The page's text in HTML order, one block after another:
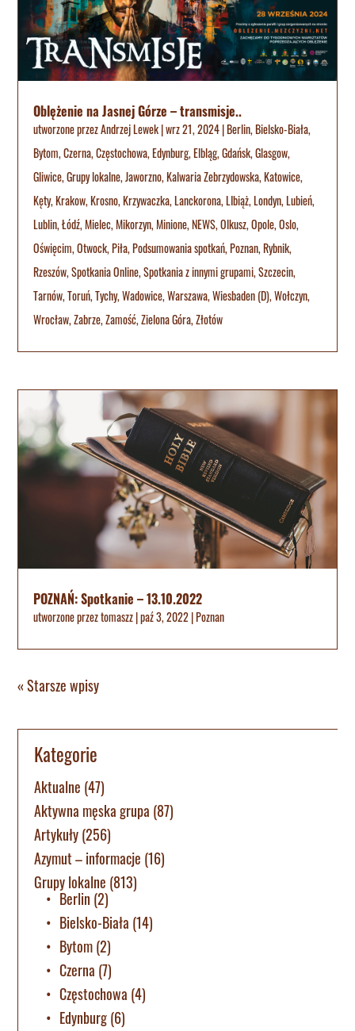
Oblężenie na Jasnej Górze – transmisje..
utworzone przezAndrzej Lewek|wrz 21, 2024|Berlin,Bielsko-Biała,
Bytom,Czerna,Częstochowa,Edynburg,Elbląg,Gdańsk,Glasgow,
Gliwice,Grupy lokalne,Jaworzno,Kalwaria Zebrzydowska,Katowice,
Kęty,Krakow,Krosno,Krzywaczka,Lanckorona,LIbiąż,Londyn,Lubień,
Lublin,Łódź,Mielec,Mikorzyn,Minione,NEWS,Olkusz,Opole,Oslo,
Oświęcim,Otwock,Piła,Podsumowania spotkań,Poznan,Rybnik,
Rzeszów,Spotkania Online,Spotkania z innymi grupami,Szczecin,
Tarnów,Toruń,Tychy,Wadowice,Warszawa,Wiesbaden (D),Wołczyn,
Wrocław,Zabrze,Zamość,Zielona Góra,Złotów
POZNAŃ: Spotkanie – 13.10.2022
utworzone przeztomaszz|paź 3, 2022|Poznan
« Starsze wpisy
Kategorie
Aktualne (47)
Aktywna męska grupa (87)
Artykuły(256)
Azymut – informacje (16)
Grupy lokalne (813)
Berlin (2)
Bielsko-Biała (14)
Bytom(2)
Czerna (7)
Częstochowa (4)
Edynburg(6)